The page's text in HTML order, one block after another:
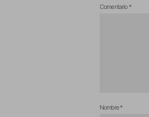
Comentario *
Nombre*